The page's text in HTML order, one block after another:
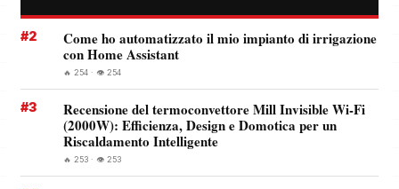
#2
Come ho automatizzato il mio impianto di irrigazione
con Home Assistant
🔥 254 · 👁️ 254
#3
Recensione del termoconvettore Mill Invisible Wi-Fi
(2000W): Efficienza, Design e Domotica per un
Riscaldamento Intelligente
🔥 253 · 👁️ 253